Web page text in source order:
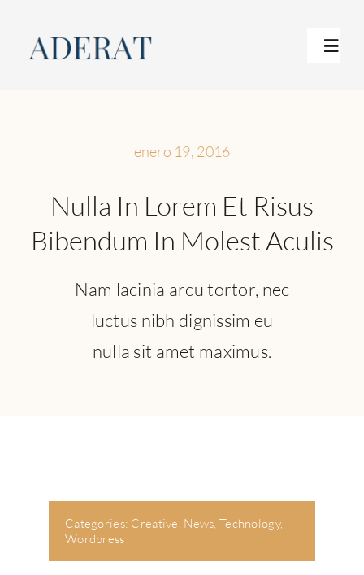
content
Contacto
enero 19, 2016
Nulla In Lorem Et Risus
Bibendum In Molest Aculis
Nam lacinia arcu tortor, nec
luctus nibh dignissim eu
nulla sit amet maximus.
Categories: Creative, News, Technology,
Wordpress